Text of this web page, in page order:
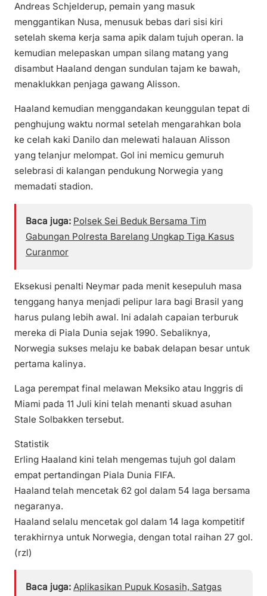
Andreas Schjelderup, pemain yang masuk
menggantikan Nusa, menusuk bebas dari sisi kiri
setelah skema kerja sama apik dalam tujuh operan. Ia
kemudian melepaskan umpan silang matang yang
disambut Haaland dengan sundulan tajam ke bawah,
menaklukkan penjaga gawang Alisson.
Haaland kemudian menggandakan keunggulan tepat di
penghujung waktu normal setelah mengarahkan bola
ke celah kaki Danilo dan melewati halauan Alisson
yang telanjur melompat. Gol ini memicu gemuruh
selebrasi di kalangan pendukung Norwegia yang
memadati stadion.
Baca juga: Polsek Sei Beduk Bersama Tim
Gabungan Polresta Barelang Ungkap Tiga Kasus
Curanmor
Eksekusi penalti Neymar pada menit kesepuluh masa
tenggang hanya menjadi pelipur lara bagi Brasil yang
harus pulang lebih awal. Ini adalah capaian terburuk
mereka di Piala Dunia sejak 1990. Sebaliknya,
Norwegia sukses melaju ke babak delapan besar untuk
pertama kalinya.
Laga perempat final melawan Meksiko atau Inggris di
Miami pada 11 Juli kini telah menanti skuad asuhan
Stale Solbakken tersebut.
Statistik
Erling Haaland kini telah mengemas tujuh gol dalam
empat pertandingan Piala Dunia FIFA.
Haaland telah mencetak 62 gol dalam 54 laga bersama
negaranya.
Haaland selalu mencetak gol dalam 14 laga kompetitif
terakhirnya untuk Norwegia, dengan total raihan 27 gol.
(rzl)
Baca juga: Aplikasikan Pupuk Kosasih, Satgas